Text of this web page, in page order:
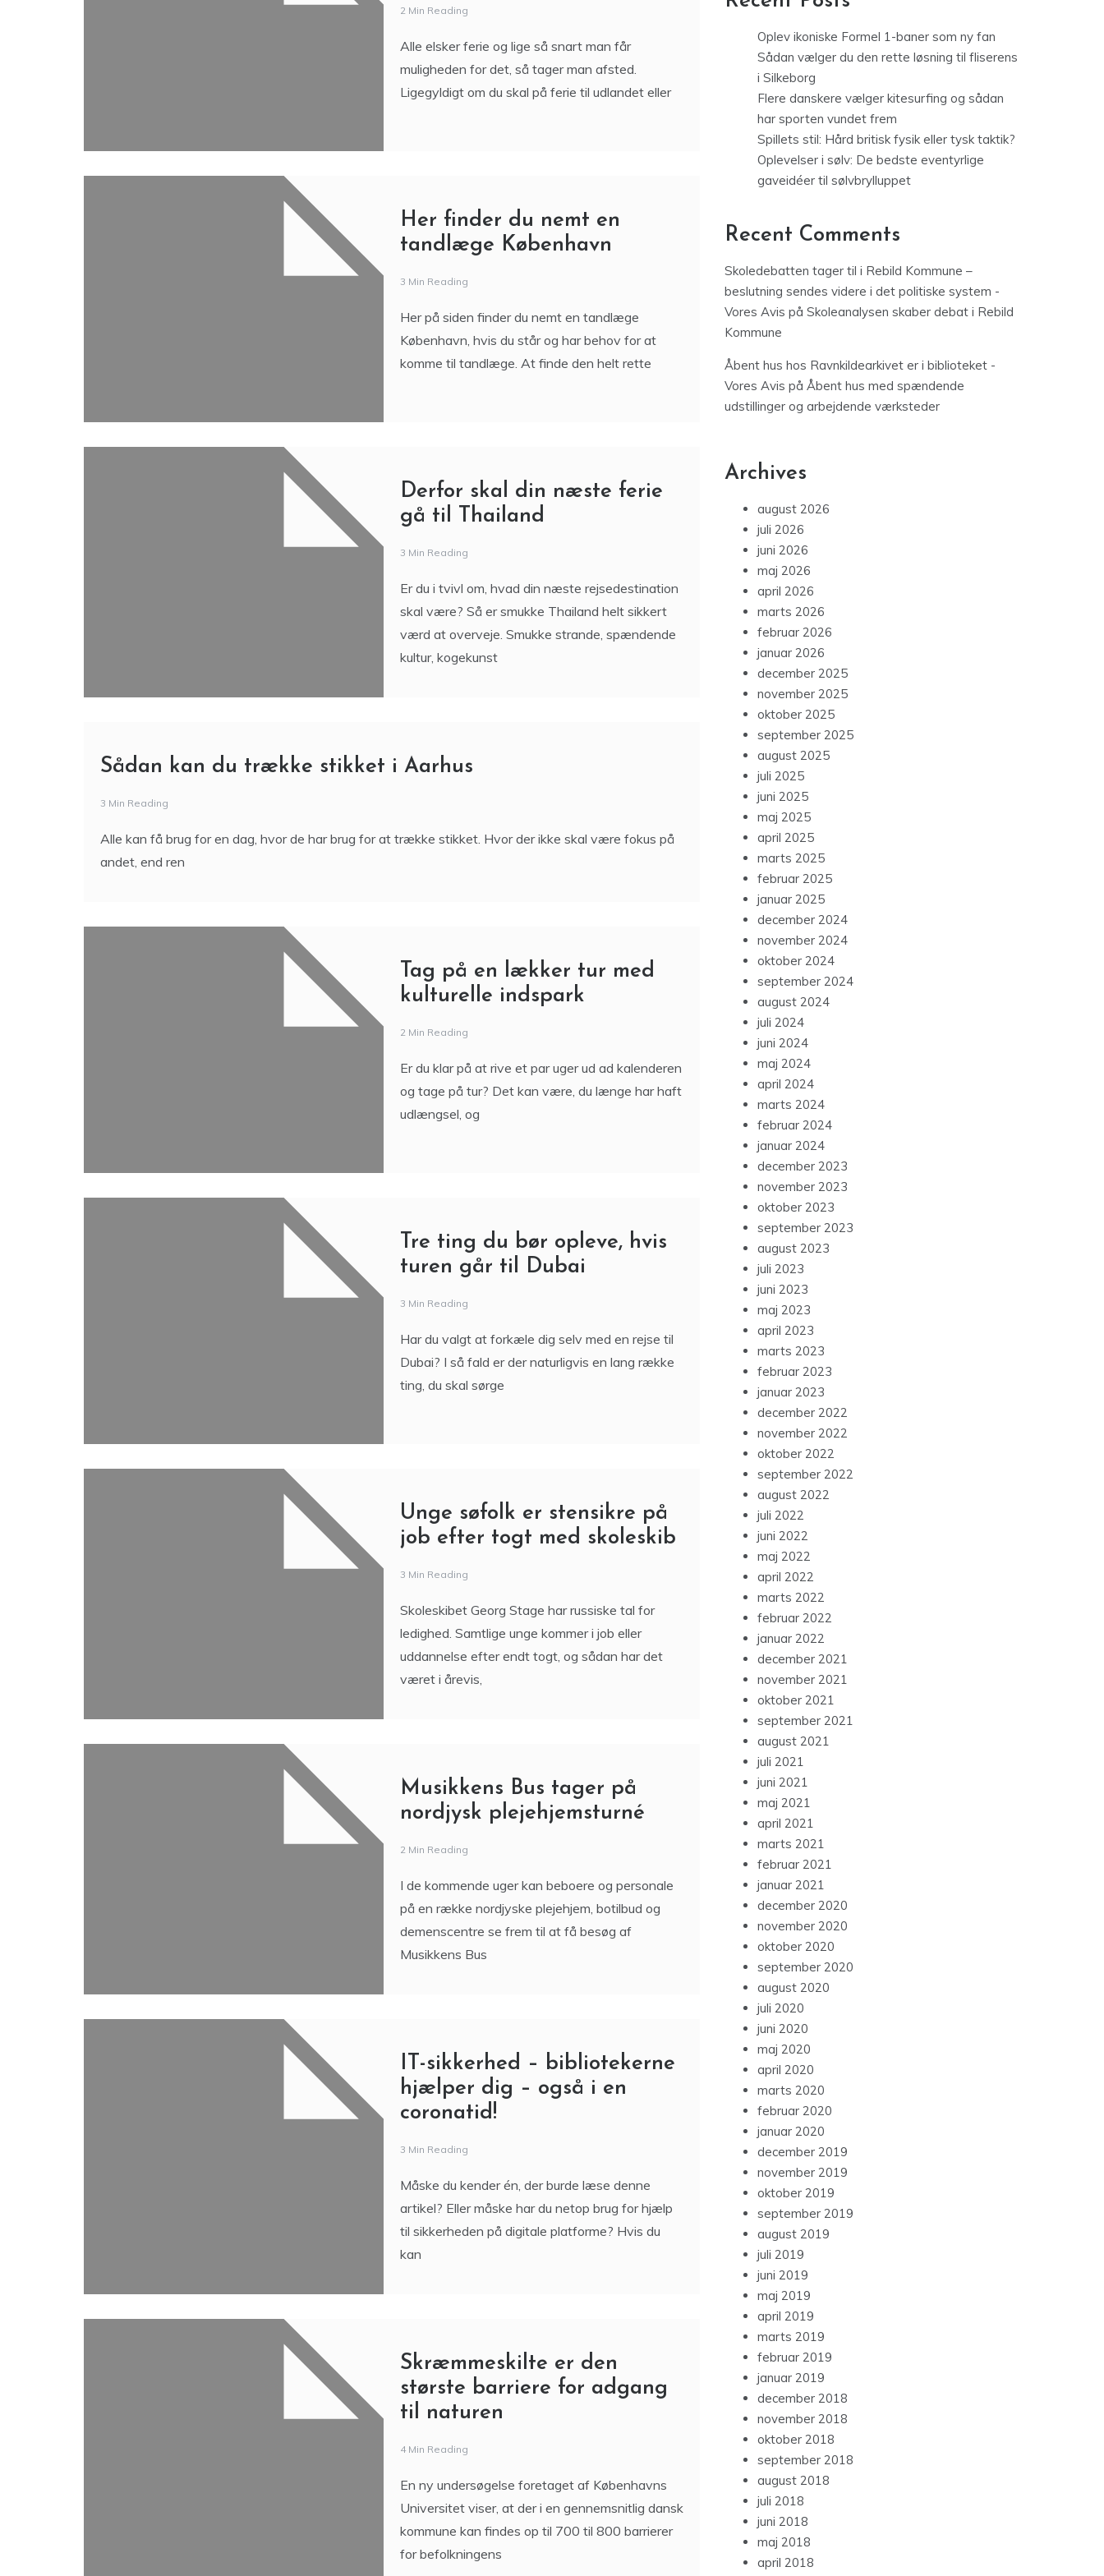
2 Min Reading
Alle elsker ferie og lige så snart man får
muligheden for det, så tager man afsted.
Ligegyldigt om du skal på ferie til udlandet eller
Her finder du nemt en
tandlæge København
3 Min Reading
Her på siden finder du nemt en tandlæge
København, hvis du står og har behov for at
komme til tandlæge. At finde den helt rette
Derfor skal din næste ferie
gå til Thailand
3 Min Reading
Er du i tvivl om, hvad din næste rejsedestination
skal være? Så er smukke Thailand helt sikkert
værd at overveje. Smukke strande, spændende
kultur, kogekunst
Sådan kan du trække stikket i Aarhus
3 Min Reading
Alle kan få brug for en dag, hvor de har brug for at trække stikket. Hvor der ikke skal være fokus på
andet, end ren
Tag på en lækker tur med
kulturelle indspark
2 Min Reading
Er du klar på at rive et par uger ud ad kalenderen
og tage på tur? Det kan være, du længe har haft
udlængsel, og
Tre ting du bør opleve, hvis
turen går til Dubai
3 Min Reading
Har du valgt at forkæle dig selv med en rejse til
Dubai? I så fald er der naturligvis en lang række
ting, du skal sørge
Unge søfolk er stensikre på
job efter togt med skoleskib
3 Min Reading
Skoleskibet Georg Stage har russiske tal for
ledighed. Samtlige unge kommer i job eller
uddannelse efter endt togt, og sådan har det
været i årevis,
Musikkens Bus tager på
nordjysk plejehjemsturné
2 Min Reading
I de kommende uger kan beboere og personale
på en række nordjyske plejehjem, botilbud og
demenscentre se frem til at få besøg af
Musikkens Bus
IT-sikkerhed – bibliotekerne
hjælper dig – også i en
coronatid!
3 Min Reading
Måske du kender én, der burde læse denne
artikel? Eller måske har du netop brug for hjælp
til sikkerheden på digitale platforme? Hvis du
kan
Skræmmeskilte er den
største barriere for adgang
til naturen
4 Min Reading
En ny undersøgelse foretaget af Københavns
Universitet viser, at der i en gennemsnitlig dansk
kommune kan findes op til 700 til 800 barrierer
for befolkningens
Oplev ikoniske Formel 1-baner som ny fan
Sådan vælger du den rette løsning til fliserens
i Silkeborg
Flere danskere vælger kitesurfing og sådan
har sporten vundet frem
Spillets stil: Hård britisk fysik eller tysk taktik?
Oplevelser i sølv: De bedste eventyrlige
gaveidéer til sølvbrylluppet
Recent Comments
Skoledebatten tager til i Rebild Kommune –
beslutning sendes videre i det politiske system -
Vores Avis på Skoleanalysen skaber debat i Rebild
Kommune
Åbent hus hos Ravnkildearkivet er i biblioteket -
Vores Avis på Åbent hus med spændende
udstillinger og arbejdende værksteder
Archives
august 2026
juli 2026
juni 2026
maj 2026
april 2026
marts 2026
februar 2026
januar 2026
december 2025
november 2025
oktober 2025
september 2025
august 2025
juli 2025
juni 2025
maj 2025
april 2025
marts 2025
februar 2025
januar 2025
december 2024
november 2024
oktober 2024
september 2024
august 2024
juli 2024
juni 2024
maj 2024
april 2024
marts 2024
februar 2024
januar 2024
december 2023
november 2023
oktober 2023
september 2023
august 2023
juli 2023
juni 2023
maj 2023
april 2023
marts 2023
februar 2023
januar 2023
december 2022
november 2022
oktober 2022
september 2022
august 2022
juli 2022
juni 2022
maj 2022
april 2022
marts 2022
februar 2022
januar 2022
december 2021
november 2021
oktober 2021
september 2021
august 2021
juli 2021
juni 2021
maj 2021
april 2021
marts 2021
februar 2021
januar 2021
december 2020
november 2020
oktober 2020
september 2020
august 2020
juli 2020
juni 2020
maj 2020
april 2020
marts 2020
februar 2020
januar 2020
december 2019
november 2019
oktober 2019
september 2019
august 2019
juli 2019
juni 2019
maj 2019
april 2019
marts 2019
februar 2019
januar 2019
december 2018
november 2018
oktober 2018
september 2018
august 2018
juli 2018
juni 2018
maj 2018
april 2018